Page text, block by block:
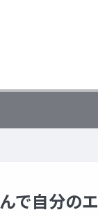
で自分の